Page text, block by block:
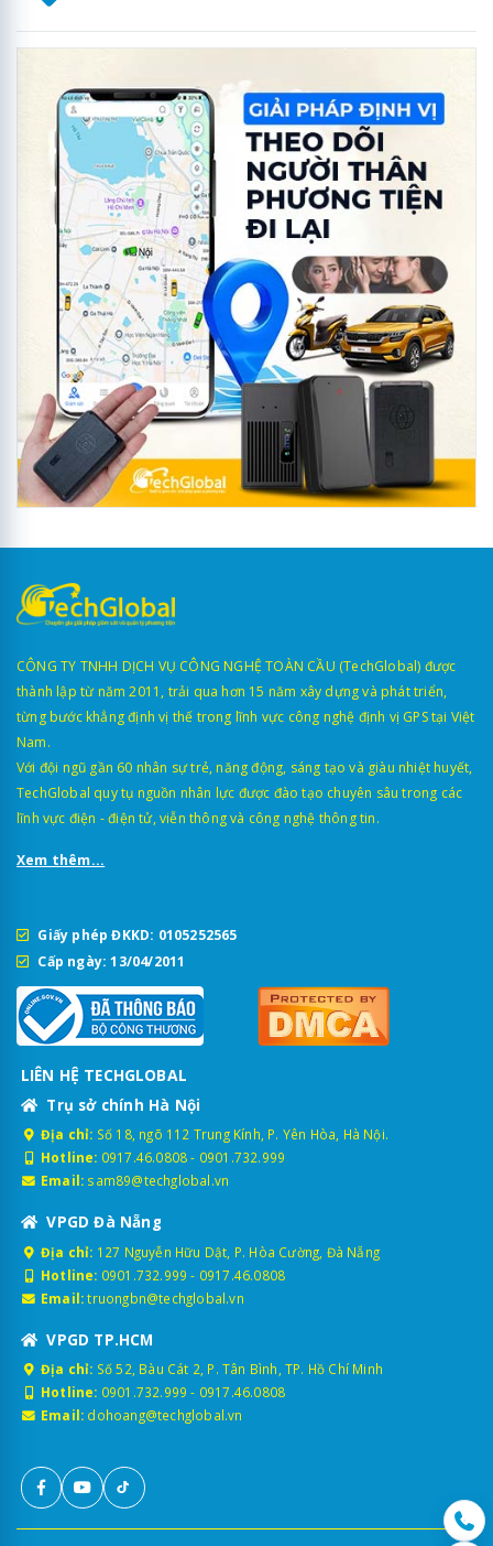
CÔNG TY TNHH DỊCH VỤ CÔNG NGHỆ TOÀN CẦU (TechGlobal) được
thành lập từ năm 2011, trải qua hơn 15 năm xây dựng và phát triển,
từng bước khẳng định vị thế trong lĩnh vực công nghệ định vị GPS tại Việt
Nam.
Với đội ngũ gần 60 nhân sự trẻ, năng động, sáng tạo và giàu nhiệt huyết,
TechGlobal quy tụ nguồn nhân lực được đào tạo chuyên sâu trong các
lĩnh vực điện - điện tử, viễn thông và công nghệ thông tin.
Xem thêm...
Giấy phép ĐKKD: 0105252565
Cấp ngày: 13/04/2011
LIÊN HỆ TECHGLOBAL
Trụ sở chính Hà Nội
Địa chỉ: Số 18, ngõ 112 Trung Kính, P. Yên Hòa, Hà Nội.
Hotline: 0917.46.0808- 0901.732.999
Email: sam89@techglobal.vn
VPGD Đà Nẵng
Địa chỉ: 127 Nguyễn Hữu Dật, P. Hòa Cường, Đà Nẵng
Hotline: 0901.732.999 - 0917.46.0808
Email: truongbn@techglobal.vn
VPGD TP.HCM
Địa chỉ: Số 52, Bàu Cát 2, P. Tân Bình, TP. Hồ Chí Minh
Hotline: 0901.732.999 - 0917.46.0808
Email: dohoang@techglobal.vn